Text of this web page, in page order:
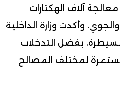
آلاف الهكتارات
وأكدت وزارة الداخلية
بفضل التدخلات
لمختلف المصالح